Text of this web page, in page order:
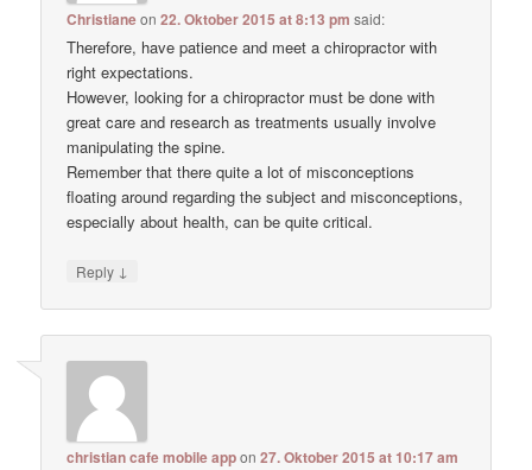
Christianeon22. Oktober 2015 at 8:13 pm said:
Therefore, have patience and meet a chiropractor with
right expectations.
However, looking for a chiropractor must be done with
great care and research as treatments usually involve
manipulating the spine.
Remember that there quite a lot of misconceptions
floating around regarding the subject and misconceptions,
especially about health, can be quite critical.
Reply ↓
christian cafe mobile appon27. Oktober 2015 at 10:17 am